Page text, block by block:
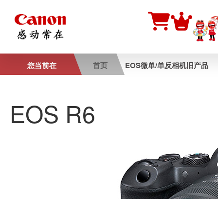
您当前在 首页 EOS微单/单反相机旧产品
EOS R6